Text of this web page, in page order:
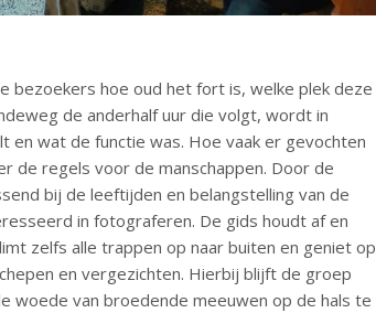
bezoekers hoe oud het fort is, welke plek deze
de anderhalf uur die volgt, wordt in
wat de functie was. Hoe vaak er gevochten
de regels voor de manschappen. Door de
bij de leeftijden en belangstelling van de
in fotograferen. De gids houdt af en
zelfs alle trappen op naar buiten en geniet op
en vergezichten. Hierbij blijft de groep
woede van broedende meeuwen op de hals te